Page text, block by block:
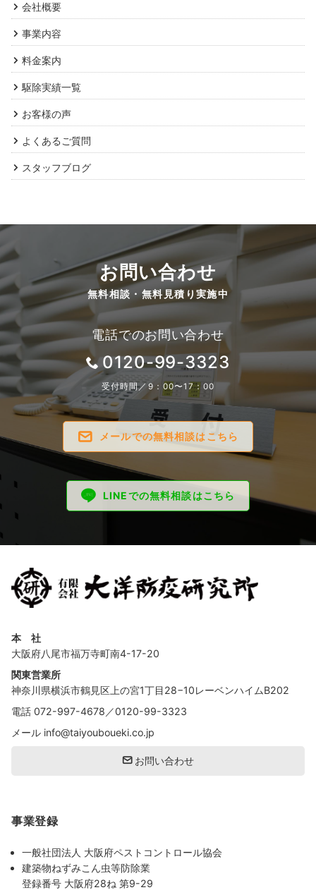
会社概要
事業内容
料金案内
駆除実績一覧
お客様の声
よくあるご質問
スタッフブログ
お問い合わせ
無料相談・無料見積り実施中
電話でのお問い合わせ
0120-99-3323
受付時間／9：00〜17：00
メールでの無料相談はこちら
LINEでの無料相談はこちら
本 社
大阪府八尾市福万寺町南4-17-20
関東営業所
神奈川県横浜市鶴見区上の宮1丁目28−10レーベンハイムB202
電話 072-997-4678 ／0120-99-3323
メール info@taiyouboueki.co.jp
お問い合わせ
事業登録
一般社団法人 大阪府ペストコントロール協会
建築物ねずみこん虫等防除業
登録番号 大阪府28ね 第9-29